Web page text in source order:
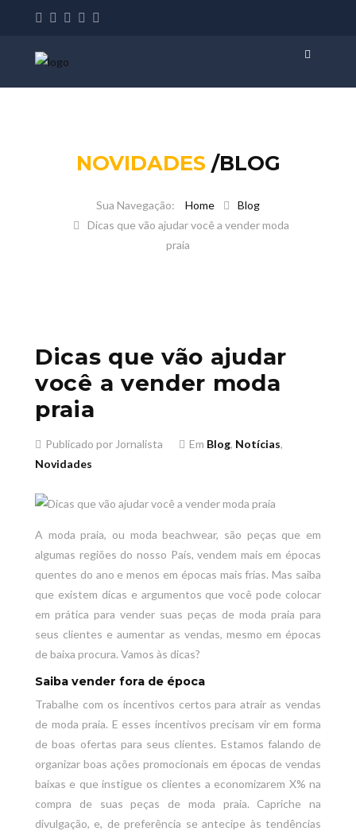
NOVIDADES /BLOG
Home
Blog
Dicas que vão ajudar você a vender moda
praia
Dicas que vão ajudar
você a vender moda
praia
Publicado por Jornalista Em Blog, Notícias,
Novidades
A moda praia, ou moda beachwear, são peças que em
algumas regiões do nosso País, vendem mais em épocas
quentes do ano e menos em épocas mais frias. Mas saiba
que existem dicas e argumentos que você pode colocar
em prática para vender suas peças de moda praia para
seus clientes e aumentar as vendas, mesmo em épocas
de baixa procura. Vamos às dicas?
Saiba vender fora de época
Trabalhe com os incentivos certos para atrair as vendas
de moda praia. E esses incentivos precisam vir em forma
de boas ofertas para seus clientes. Estamos falando de
organizar boas ações promocionais em épocas de vendas
baixas e que instigue os clientes a economizarem X% na
compra de suas peças de moda praia. Capriche na
divulgação, e, de preferência se antecipe às tendências